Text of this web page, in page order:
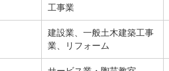
工事業
建設業、一般土木建築工事
業、リフォーム